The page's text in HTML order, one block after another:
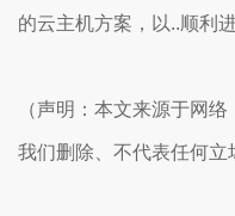
的云主机方案，以..顺利
（声明：本文来源于网
我们删除、不代表任何立